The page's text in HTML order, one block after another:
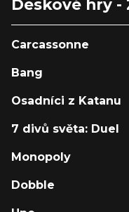
Deskové hry -
Carcassonne
Bang
Osadníci z Katanu
7 divů světa: Duel
Monopoly
Dobble